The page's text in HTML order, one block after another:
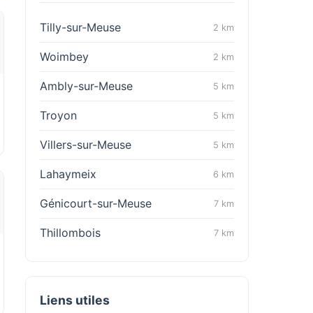
Tilly-sur-Meuse 2 km
Woimbey 2 km
Ambly-sur-Meuse 5 km
Troyon 5 km
Villers-sur-Meuse 5 km
Lahaymeix 6 km
Génicourt-sur-Meuse 7 km
Thillombois 7 km
Liens utiles